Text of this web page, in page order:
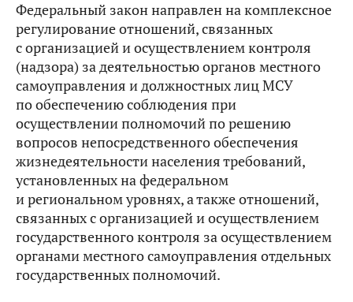
Федеральный закон направлен на комплексное
регулирование отношений, связанных
с организацией и осуществлением контроля
(надзора) за деятельностью органов местного
самоуправления и должностных лиц МСУ
по обеспечению соблюдения при
осуществлении полномочий по решению
вопросов непосредственного обеспечения
жизнедеятельности населения требований,
установленных на федеральном
и региональном уровнях, а также отношений,
связанных с организацией и осуществлением
государственного контроля за осуществлением
органами местного самоуправления отдельных
государственных полномочий.